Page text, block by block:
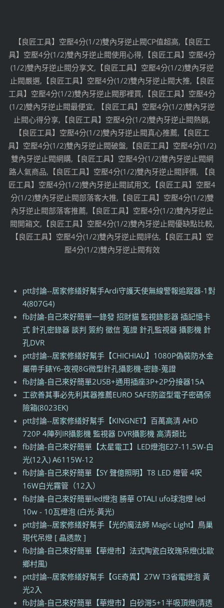
【良匠工具】空壓4分(1/2)雙內牙逆止閥CP值超高,【良匠工
具】空壓4分(1/2)雙內牙逆止閥使用心得,【良匠工具】空壓4分
(1/2)雙內牙逆止閥分享文,【良匠工具】空壓4分(1/2)雙內牙逆
止閥嚴選,【良匠工具】空壓4分(1/2)雙內牙逆止閥大推,【良匠
工具】空壓4分(1/2)雙內牙逆止閥那裡買,【良匠工具】空壓4分
(1/2)雙內牙逆止閥最便宜, 【良匠工具】空壓4分(1/2)雙內牙逆
止閥心得分享,【良匠工具】空壓4分(1/2)雙內牙逆止閥熱銷,
【良匠工具】空壓4分(1/2)雙內牙逆止閥真心推薦,【良匠工
具】空壓4分(1/2)雙內牙逆止閥破盤,【良匠工具】空壓4分(1/2)
雙內牙逆止閥網購,【良匠工具】空壓4分(1/2)雙內牙逆止閥網
路人氣商品,【良匠工具】空壓4分(1/2)雙內牙逆止閥評價, 【良
匠工具】空壓4分(1/2)雙內牙逆止閥試用文,【良匠工具】空壓4
分(1/2)雙內牙逆止閥部落客大推,【良匠工具】空壓4分(1/2)雙
內牙逆止閥部落客推薦,【良匠工具】空壓4分(1/2)雙內牙逆止
閥開箱文,【良匠工具】空壓4分(1/2)雙內牙逆止閥優缺點比較,
【良匠工具】空壓4分(1/2)雙內牙逆止閥評估,【良匠工具】空
壓4分(1/2)雙內牙逆止閥有效
ptt討論--居家修繕好幫手Ardi守護天使無線警報追蹤器-1對
4(807G4)
fb討論-自己來好簡單一錄發 招財貓 監視錄影器 插記憶卡
式 針孔密錄器 談判 簽約 徵信 蒐證 針孔監視器 攝影機 針
孔DVR
ptt討論--居家修繕好幫手【CHICHIAU】1080P偽裝防水金
屬帶手錶Y6-夜視8G微型針孔攝影機-密錄-蒐證
fb討論-自己來好簡單2USB+通用插座3P+2P分接器15A
工欲善其事必先利其器推薦EURO SAFE防盜型電子密碼保
險箱(8023EK)
ptt討論--居家修繕好幫手【KINGNET】百萬高清 AHD
720P 4陣列IR攝影機 監視器 DVR攝影機 高清類比
fb討論-自己來好簡單【太星電工】LED燈泡E27-11.5W-白
光(12入) A6115W-12
fb討論-自己來好簡單【SY 聲億照明】T8 LED 燈管 4呎
16W白光霧管（12入）
fb討論-自己來好簡單led燈泡 勝華 OTALI ufo球泡燈 led
10w - 10瓦燈泡 (白光-黃光)
ptt討論--居家修繕好幫手【光的魔法師 Magic Light】鳥巢
現代吊燈 [ 晶透款 ]
fb討論-自己來好簡單【華燈市】法式陶瓷白玫瑰吊燈(北歐
鄉村風)
ptt討論--居家修繕好幫手【GE奇異】27W T3省電燈泡 黃
光2入
fb討論-自己來好簡單【華燈市】白砂灣5+1半吸頂燈(清透